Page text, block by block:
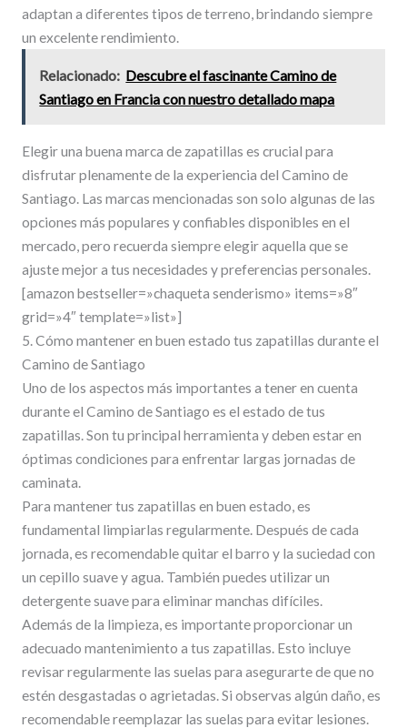
adaptan a diferentes tipos de terreno, brindando siempre
un excelente rendimiento.
Relacionado: Descubre el fascinante Camino de
Santiago en Francia con nuestro detallado mapa
Elegir una buena marca de zapatillas es crucial para
disfrutar plenamente de la experiencia del Camino de
Santiago. Las marcas mencionadas son solo algunas de las
opciones más populares y confiables disponibles en el
mercado, pero recuerda siempre elegir aquella que se
ajuste mejor a tus necesidades y preferencias personales.
[amazon bestseller=»chaqueta senderismo» items=»8″
grid=»4″ template=»list»]
5. Cómo mantener en buen estado tus zapatillas durante el
Camino de Santiago
Uno de los aspectos más importantes a tener en cuenta
durante el Camino de Santiago es el estado de tus
zapatillas. Son tu principal herramienta y deben estar en
óptimas condiciones para enfrentar largas jornadas de
caminata.
Para mantener tus zapatillas en buen estado, es
fundamental limpiarlas regularmente. Después de cada
jornada, es recomendable quitar el barro y la suciedad con
un cepillo suave y agua. También puedes utilizar un
detergente suave para eliminar manchas difíciles.
Además de la limpieza, es importante proporcionar un
adecuado mantenimiento a tus zapatillas. Esto incluye
revisar regularmente las suelas para asegurarte de que no
estén desgastadas o agrietadas. Si observas algún daño, es
recomendable reemplazar las suelas para evitar lesiones.